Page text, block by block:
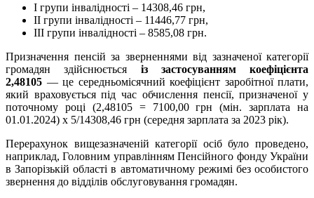
І групи інвалідності – 14308,46 грн,
ІІ групи інвалідності – 11446,77 грн,
ІІІ групи інвалідності – 8585,08 грн.
Призначення пенсій за зверненнями від зазначеної категорії
громадян здійснюється із застосуванням коефіцієнта
2,48105 — це середньомісячний коефіцієнт заробітної плати,
який враховується під час обчислення пенсії, призначеної у
поточному році (2,48105 = 7100,00 грн (мін. зарплата на
01.01.2024) х 5/14308,46 грн (середня зарплата за 2023 рік).
Перерахунок вищезазначеній категорії осіб було проведено,
наприклад, Головним управлінням Пенсійного фонду України
в Запорізькій області в автоматичному режимі без особистого
звернення до відділів обслуговування громадян.